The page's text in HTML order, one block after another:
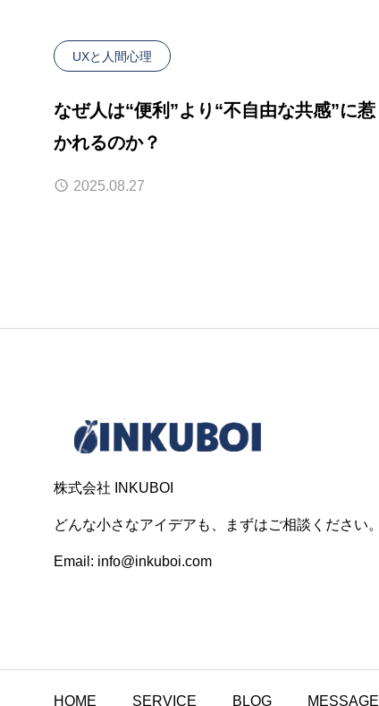
UXと人間心理
なぜ人は“便利”より“不自由な共感”に惹
かれるのか？
2025.08.27
株式会社 INKUBOI
どんな小さなアイデアも、まずはご相談ください。
Email: info@inkuboi.com
HOME SERVICE BLOG MESSAGE